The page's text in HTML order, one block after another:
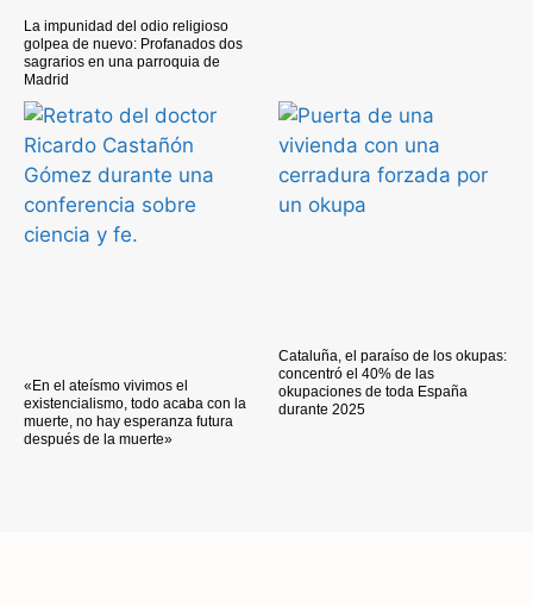
La impunidad del odio religioso
golpea de nuevo: Profanados dos
sagrarios en una parroquia de
Madrid
«En el ateísmo vivimos el
existencialismo, todo acaba con la
muerte, no hay esperanza futura
después de la muerte»
Cataluña, el paraíso de los okupas:
concentró el 40% de las
okupaciones de toda España
durante 2025